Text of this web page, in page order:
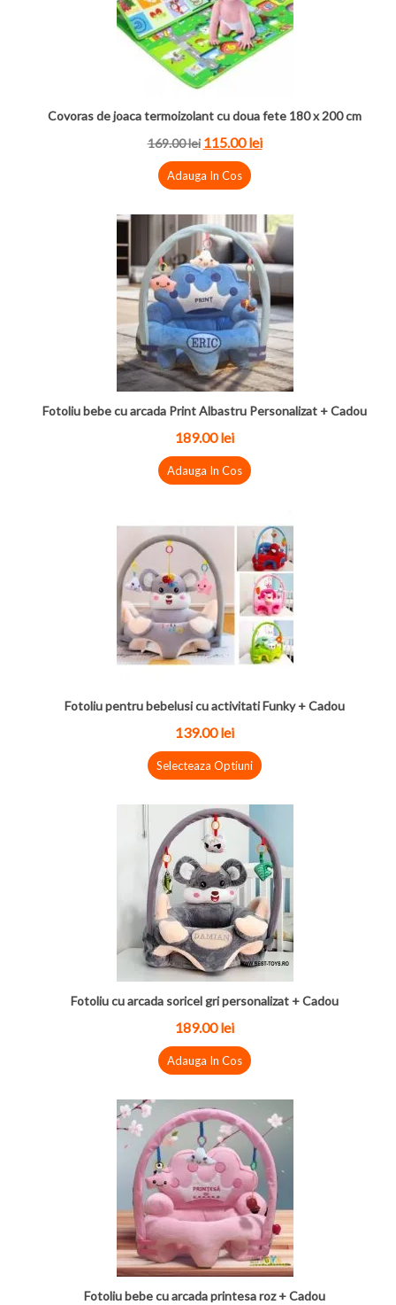
Covoras de joaca termoizolant cu doua fete 180 x 200 cm
169.00 lei 115.00 lei
Adauga In Cos
Fotoliu bebe cu arcada Print Albastru Personalizat + Cadou
189.00 lei
Adauga In Cos
Fotoliu pentru bebelusi cu activitati Funky + Cadou
139.00 lei
Selecteaza Optiuni
Fotoliu cu arcada soricel gri personalizat + Cadou
189.00 lei
Adauga In Cos
Fotoliu bebe cu arcada printesa roz + Cadou